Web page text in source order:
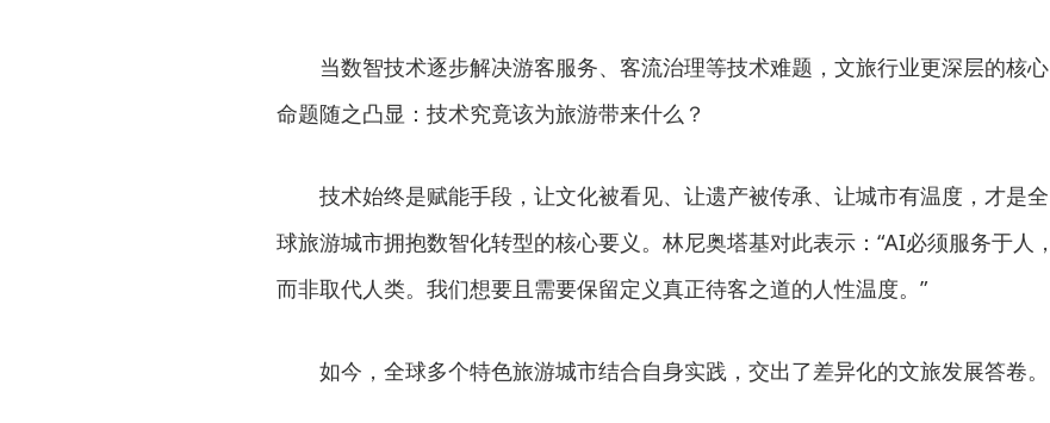
当数智技术逐步解决游客服务、客流治理等技术难题，文旅行业更深层的核心
命题随之凸显：技术究竟该为旅游带来什么？
技术始终是赋能手段，让文化被看见、让遗产被传承、让城市有温度，才是全
球旅游城市拥抱数智化转型的核心要义。林尼奥塔基对此表示：“AI必须服务于人，
而非取代人类。我们想要且需要保留定义真正待客之道的人性温度。”
如今，全球多个特色旅游城市结合自身实践，交出了差异化的文旅发展答卷。